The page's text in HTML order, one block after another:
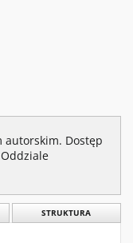
Dostęp
STRUKTURA